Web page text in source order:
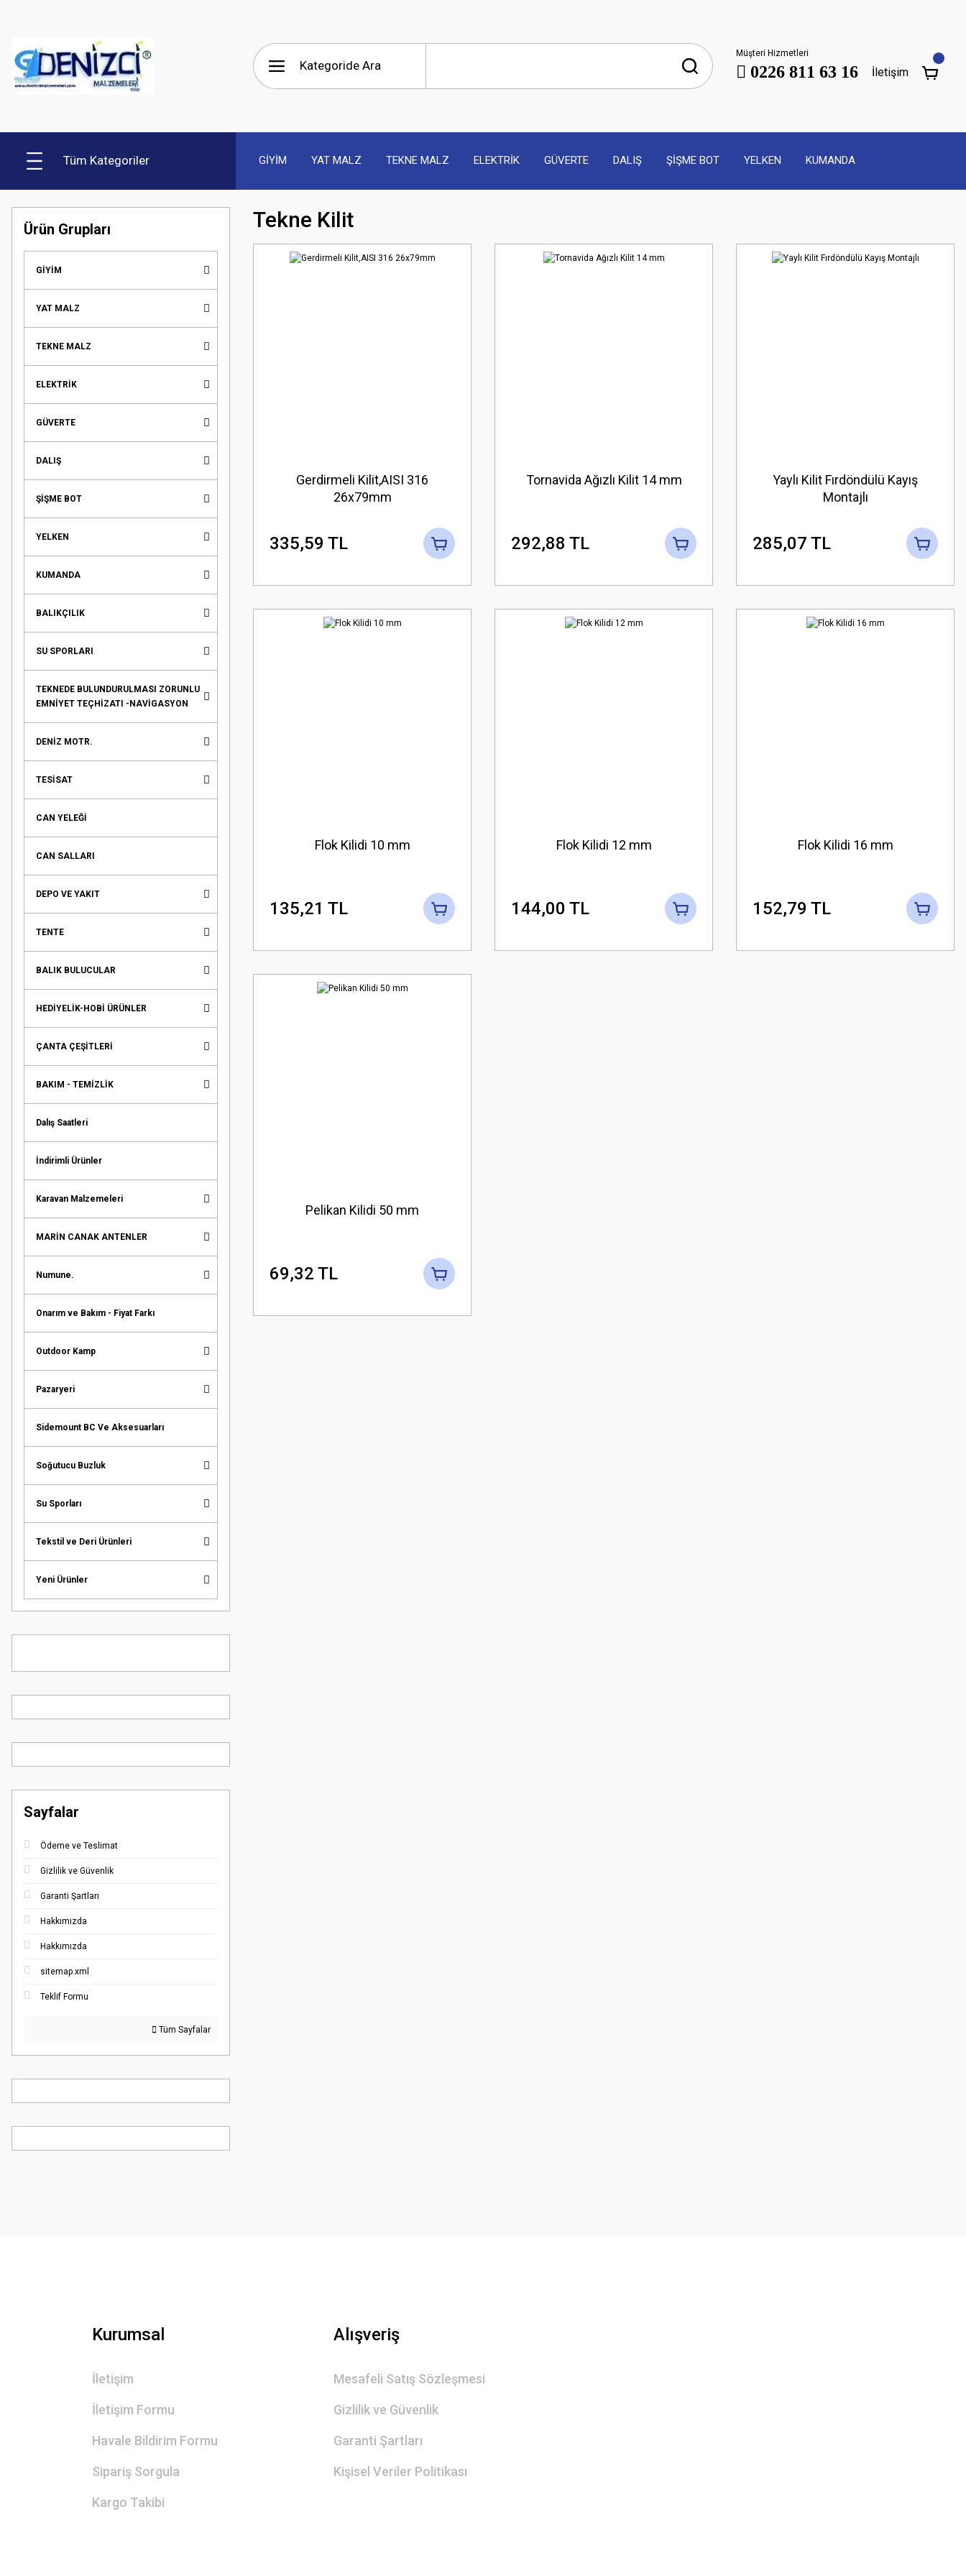
Müşteri Hizmetleri
0226 811 63 16 İletişim
Tüm Kategoriler GİYİM YAT MALZ TEKNE MALZ ELEKTRİK GÜVERTE DALIŞ ŞİŞME BOT YELKEN KUMANDA
Ürün Grupları
GİYİM
YAT MALZ
TEKNE MALZ
ELEKTRİK
GÜVERTE
DALIŞ
ŞİŞME BOT
YELKEN
KUMANDA
BALIKÇILIK
SU SPORLARI
TEKNEDE BULUNDURULMASI ZORUNLU
EMNİYET TEÇHİZATI -NAVİGASYON
DENİZ MOTR.
TESİSAT
CAN YELEĞİ
CAN SALLARI
DEPO VE YAKIT
TENTE
BALIK BULUCULAR
HEDİYELİK-HOBİ ÜRÜNLER
ÇANTA ÇEŞİTLERİ
BAKIM - TEMİZLİK
Dalış Saatleri
İndirimli Ürünler
Karavan Malzemeleri
MARİN CANAK ANTENLER
Numune.
Onarım ve Bakım - Fiyat Farkı
Outdoor Kamp
Pazaryeri
Sidemount BC Ve Aksesuarları
Soğutucu Buzluk
Su Sporları
Tekstil ve Deri Ürünleri
Yeni Ürünler
Sayfalar
Ödeme ve Teslimat
Gizlilik ve Güvenlik
Garanti Şartları
Hakkımızda
Hakkımızda
sitemap.xml
Teklif Formu
Tüm Sayfalar
Tekne Kilit
Gerdirmeli Kilit,AISI 316
26x79mm
335,59 TL
Tornavida Ağızlı Kilit 14 mm
292,88 TL
Yaylı Kilit Fırdöndülü Kayış
Montajlı
285,07 TL
Flok Kilidi 10 mm
135,21 TL
Flok Kilidi 12 mm
144,00 TL
Flok Kilidi 16 mm
152,79 TL
Pelikan Kilidi 50 mm
69,32 TL
Kurumsal
İletişim
İletişim Formu
Havale Bildirim Formu
Sipariş Sorgula
Kargo Takibi
Alışveriş
Mesafeli Satış Sözleşmesi
Gizlilik ve Güvenlik
Garanti Şartları
Kişisel Veriler Politikası